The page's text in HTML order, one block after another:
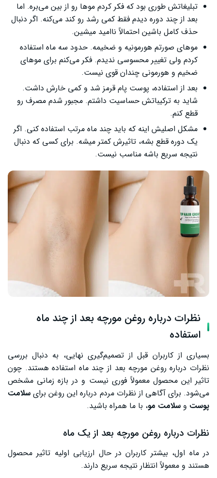
تبلیغاتش طوری بود که فکر کردم موها رو از بین می‌بره. اما
بعد از چند دوره دیدم فقط کمی رشد رو کند می‌کنه. اگر دنبال
حذف کامل باشین احتمالاً ناامید میشین.
موهای صورتم هورمونیه و ضخیمه. حدود سه ماه استفاده
کردم ولی تغییر محسوسی ندیدم. فکر می‌کنم برای موهای
ضخیم و هورمونی چندان قوی نیست.
بعد از استفاده، پوست پام قرمز شد و کمی خارش داشت.
شاید به ترکیباتش حساسیت داشتم. مجبور شدم مصرف رو
قطع کنم.
مشکل اصلیش اینه که باید چند ماه مرتب استفاده کنی. اگر
یک دوره قطع بشه، تاثیرش کمتر میشه. برای کسی که دنبال
نتیجه سریع باشه مناسب نیست.
نظرات درباره روغن مورچه بعد از چند ماه
استفاده
بسیاری از کاربران قبل از تصمیم‌گیری نهایی، به دنبال بررسی
نظرات درباره روغن مورچه بعد از چند ماه استفاده هستند. چون
تاثیر این محصول معمولاً فوری نیست و در بازه زمانی مشخص
می‌شود. برای آگاهی از نظرات مردم درباره این روغن برای سلامت
پوست و سلامت مو، با ما همراه باشید.
نظرات درباره روغن مورچه بعد از یک ماه
در ماه اول، بیشتر کاربران در حال ارزیابی اولیه تاثیر محصول
هستند و معمولاً انتظار نتیجه سریع دارند.